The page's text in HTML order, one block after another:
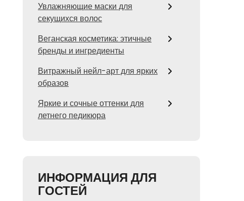
Увлажняющие маски для
секущихся волос
Веганская косметика: этичные
бренды и ингредиенты
Витражный нейл-арт для ярких
образов
Яркие и сочные оттенки для
летнего педикюра
ИНФОРМАЦИЯ ДЛЯ
ГОСТЕЙ